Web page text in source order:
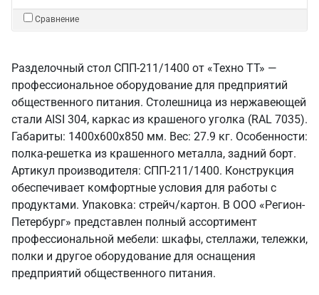
Сравнение
Разделочный стол СПП-211/1400 от «Техно ТТ» —
профессиональное оборудование для предприятий
общественного питания. Столешница из нержавеющей
стали AISI 304, каркас из крашеного уголка (RAL 7035).
Габариты: 1400x600x850 мм. Вес: 27.9 кг. Особенности:
полка-решетка из крашенного металла, задний борт.
Артикул производителя: СПП-211/1400. Конструкция
обеспечивает комфортные условия для работы с
продуктами. Упаковка: стрейч/картон. В ООО «Регион-
Петербург» представлен полный ассортимент
профессиональной мебели: шкафы, стеллажи, тележки,
полки и другое оборудование для оснащения
предприятий общественного питания.